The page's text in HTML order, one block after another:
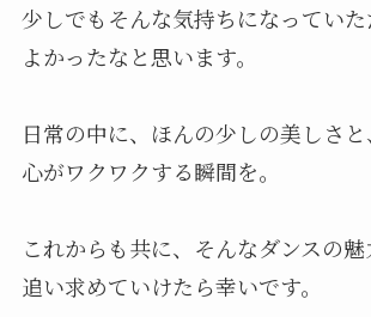
少しでもそんな気持ちになってい
よかったなと思います。
日常の中に、ほんの少しの美しさと、
心がワクワクする瞬間を。
これからも共に、そんなダンスの魅
追い求めていけたら幸いです。